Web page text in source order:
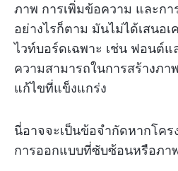
ภาพ การเพิ่มข้อความ และก
อย่างไรก็ตาม มันไม่ได้เสนอ
ไวท์บอร์ดเฉพาะ เช่น ฟอนต์แ
ความสามารถในการสร้างภ
แก้ไขที่แข็งแกร่ง
นี่อาจจะเป็นข้อจำกัดหากโค
การออกแบบที่ซับซ้อนหรือภา